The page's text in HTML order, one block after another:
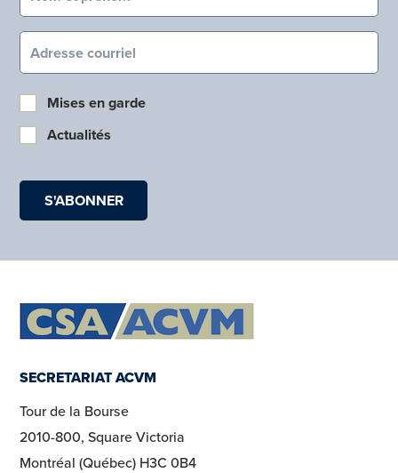
Courriel (obligatoire)
Mises en garde
Actualités
SECRETARIAT ACVM
Tour de la Bourse
2010-800, Square Victoria
Montréal (Québec) H3C 0B4